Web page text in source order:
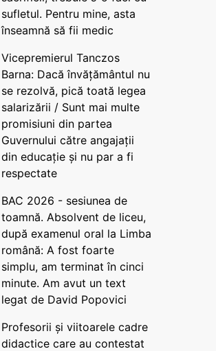
sufletul. Pentru mine, asta
înseamnă să fii medic
Vicepremierul Tanczos
Barna: Dacă învățământul nu
se rezolvă, pică toată legea
salarizării / Sunt mai multe
promisiuni din partea
Guvernului către angajații
din educație și nu par a fi
respectate
BAC 2026 - sesiunea de
toamnă. Absolvent de liceu,
după examenul oral la Limba
română: A fost foarte
simplu, am terminat în cinci
minute. Am avut un text
legat de David Popovici
Profesorii și viitoarele cadre
didactice care au contestat